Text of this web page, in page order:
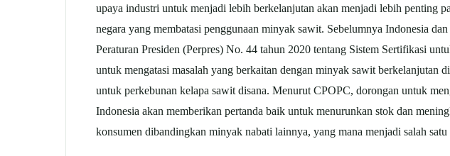
upaya industri untuk menjadi lebih berkelanjutan akan menjadi lebih penting
negara yang membatasi penggunaan minyak sawit. Sebelumnya Indonesia
Peraturan Presiden (Perpres) No. 44 tahun 2020 tentang Sistem Sertifikasi
untuk mengatasi masalah yang berkaitan dengan minyak sawit
untuk perkebunan kelapa sawit disana. Menurut CPOPC, dorongan untuk
Indonesia akan memberikan pertanda baik untuk menurunkan stok dan
konsumen dibandingkan minyak nabati lainnya, yang mana menjadi salah